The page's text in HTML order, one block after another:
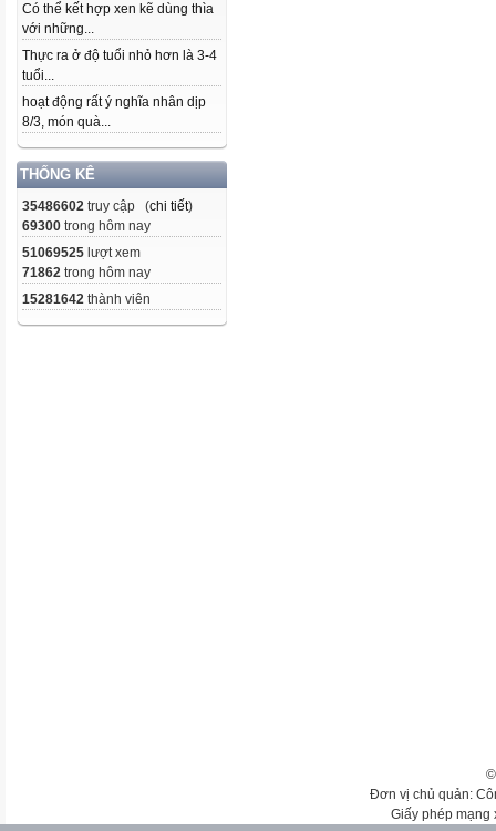
Có thể kết hợp xen kẽ dùng thìa
với những...
Thực ra ở độ tuổi nhỏ hơn là 3-4
tuổi...
hoạt động rất ý nghĩa nhân dịp
8/3, món quà...
THỐNG KÊ
35486602 truy cập (chi tiết)
69300 trong hôm nay
51069525 lượt xem
71862 trong hôm nay
15281642 thành viên
Đơn vị chủ quản:
Giấy phép mạng